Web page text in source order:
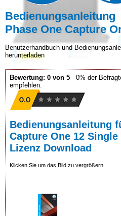
Bedienungsanleitung
Phase One Capture
Benutzerhandbuch und
herunterladen
Bewertung: 0 von 5 - 0% der
empfehlen.
Bedienungsanleitung
Capture One 12
Lizenz Download
Klicken Sie um das Bild zu vergrößern